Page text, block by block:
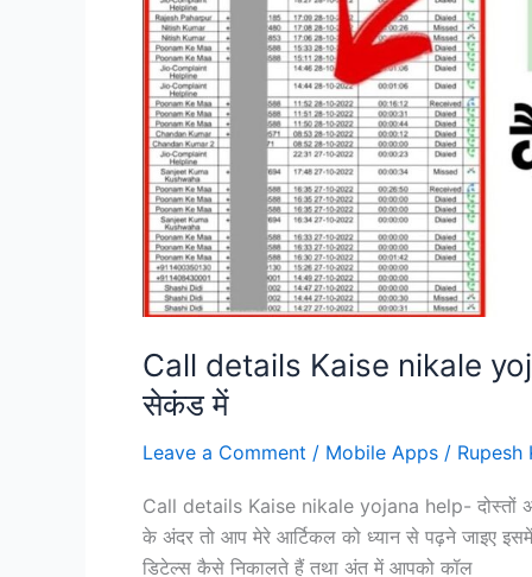
मिनट
में
Call details Kaise nikale
सेकंड में
Leave a Comment / Mobile Apps / Rupesh
Call details Kaise nikale yojana help- दोस्तों
के अंदर तो आप मेरे आर्टिकल को ध्यान से पढ़ने जाइए
डिटेल्स कैसे निकालते हैं तथा अंत में आपको कॉल